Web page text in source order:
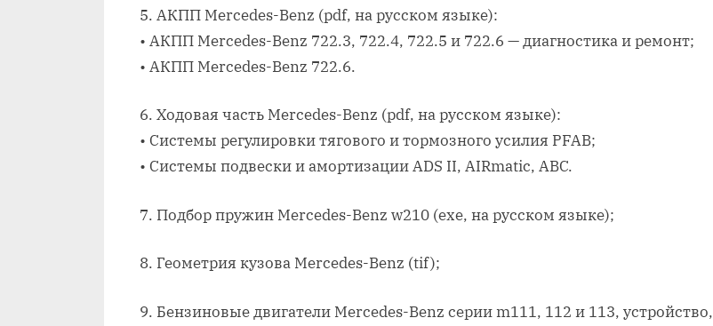
5. АКПП Mercedes-Benz (pdf, на русском языке):
• АКПП Mercedes-Benz 722.3, 722.4, 722.5 и 722.6 — диагностика и ремонт;
• АКПП Mercedes-Benz 722.6.
6. Ходовая часть Mercedes-Benz (pdf, на русском языке):
• Системы регулировки тягового и тормозного усилия PFAB;
• Системы подвески и амортизации ADS II, AIRmatic, ABC.
7. Подбор пружин Mercedes-Benz w210 (exe, на русском языке);
8. Геометрия кузова Mercedes-Benz (tif);
9. Бензиновые двигатели Mercedes-Benz серии m111, 112 и 113, устройство,